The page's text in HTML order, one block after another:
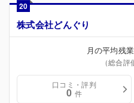
20
株式会社どんぐり
月の平均残
（総合
口コミ・評判
0 件